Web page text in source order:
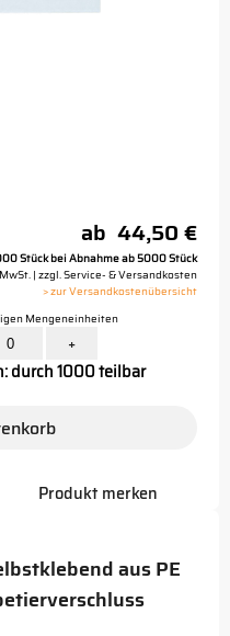
aus PE
ab 44,50 €
Stück bei Abnahme ab 5000 Stück
| zzgl. Service- & Versandkosten
> zur Versandkostenübersicht
Mengeneinheiten
+
durch 1000 teilbar
Platzhalter
Produkt merken